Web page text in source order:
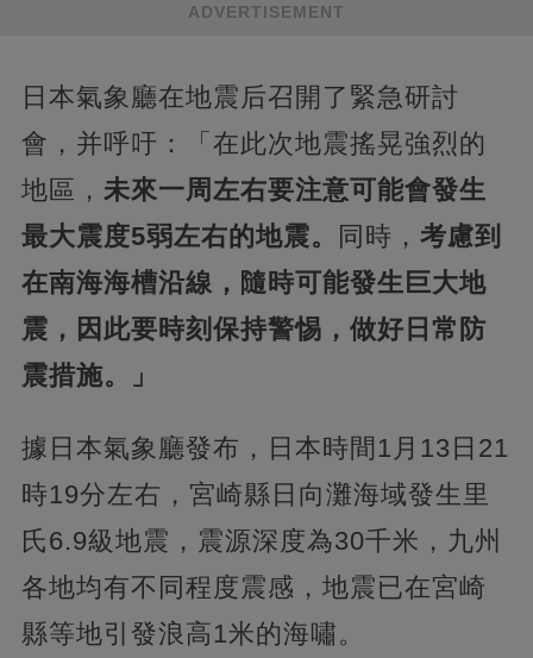
ADVERTISEMENT
日本氣象廳在地震后召開了緊急研討
會，并呼吁：「在此次地震搖晃強烈的
地區， 未來一周左右要注意可能會發生
最大震度5弱左右的地震。
同時， 考慮到
在南海海槽沿線，隨時可能發生巨大地
震，因此要時刻保持警惕，做好日常防
震措施。」
據日本氣象廳發布，日本時間1月13日21
時19分左右，宮崎縣日向灘海域發生里
氏6.9級地震，震源深度為30千米，九州
各地均有不同程度震感，地震已在宮崎
縣等地引發浪高1米的海嘯。